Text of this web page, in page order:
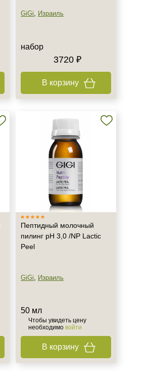
GiGi, Израиль
набор
3720 ₽
В корзину
Пептидный молочный
пилинг рН 3,0 /NP Lactic
Peel
GiGi, Израиль
50 мл
Чтобы увидеть цену
необходимо войти
В корзину